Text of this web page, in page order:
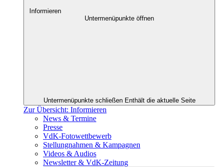
Informieren
Untermenüpunkte öffnen
Untermenüpunkte schließen Enthält die aktuelle Seite
Zur Übersicht: Informieren
News & Termine
Presse
VdK-Fotowettbewerb
Stellungnahmen & Kampagnen
Videos & Audios
Newsletter & VdK-Zeitung